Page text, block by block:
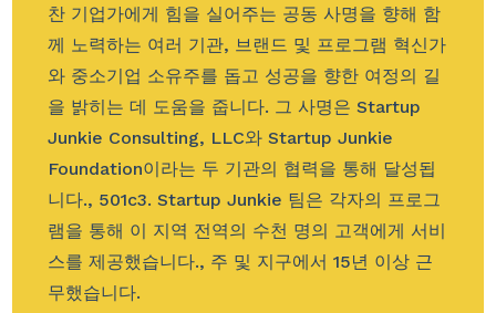
찬 기업가에게 힘을 실어주는 공동 사명을 향해 함
께 노력하는 여러 기관, 브랜드 및 프로그램 혁신가
와 중소기업 소유주를 돕고 성공을 향한 여정의 길
을 밝히는 데 도움을 줍니다. 그 사명은 Startup
Junkie Consulting, LLC와 Startup Junkie
Foundation이라는 두 기관의 협력을 통해 달성됩
니다., 501c3. Startup Junkie 팀은 각자의 프로그
램을 통해 이 지역 전역의 수천 명의 고객에게 서비
스를 제공했습니다., 주 및 지구에서 15년 이상 근
무했습니다.